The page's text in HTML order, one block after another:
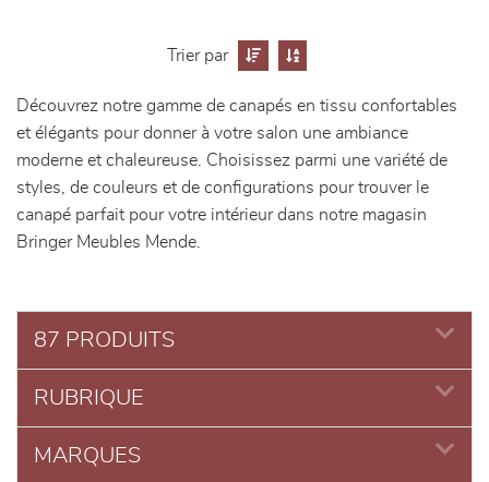
décoration
Trier par
Découvrez notre gamme de canapés en tissu confortables
et élégants pour donner à votre salon une ambiance
moderne et chaleureuse. Choisissez parmi une variété de
styles, de couleurs et de configurations pour trouver le
canapé parfait pour votre intérieur dans notre magasin
Bringer Meubles Mende.
87 PRODUITS
RUBRIQUE
MARQUES